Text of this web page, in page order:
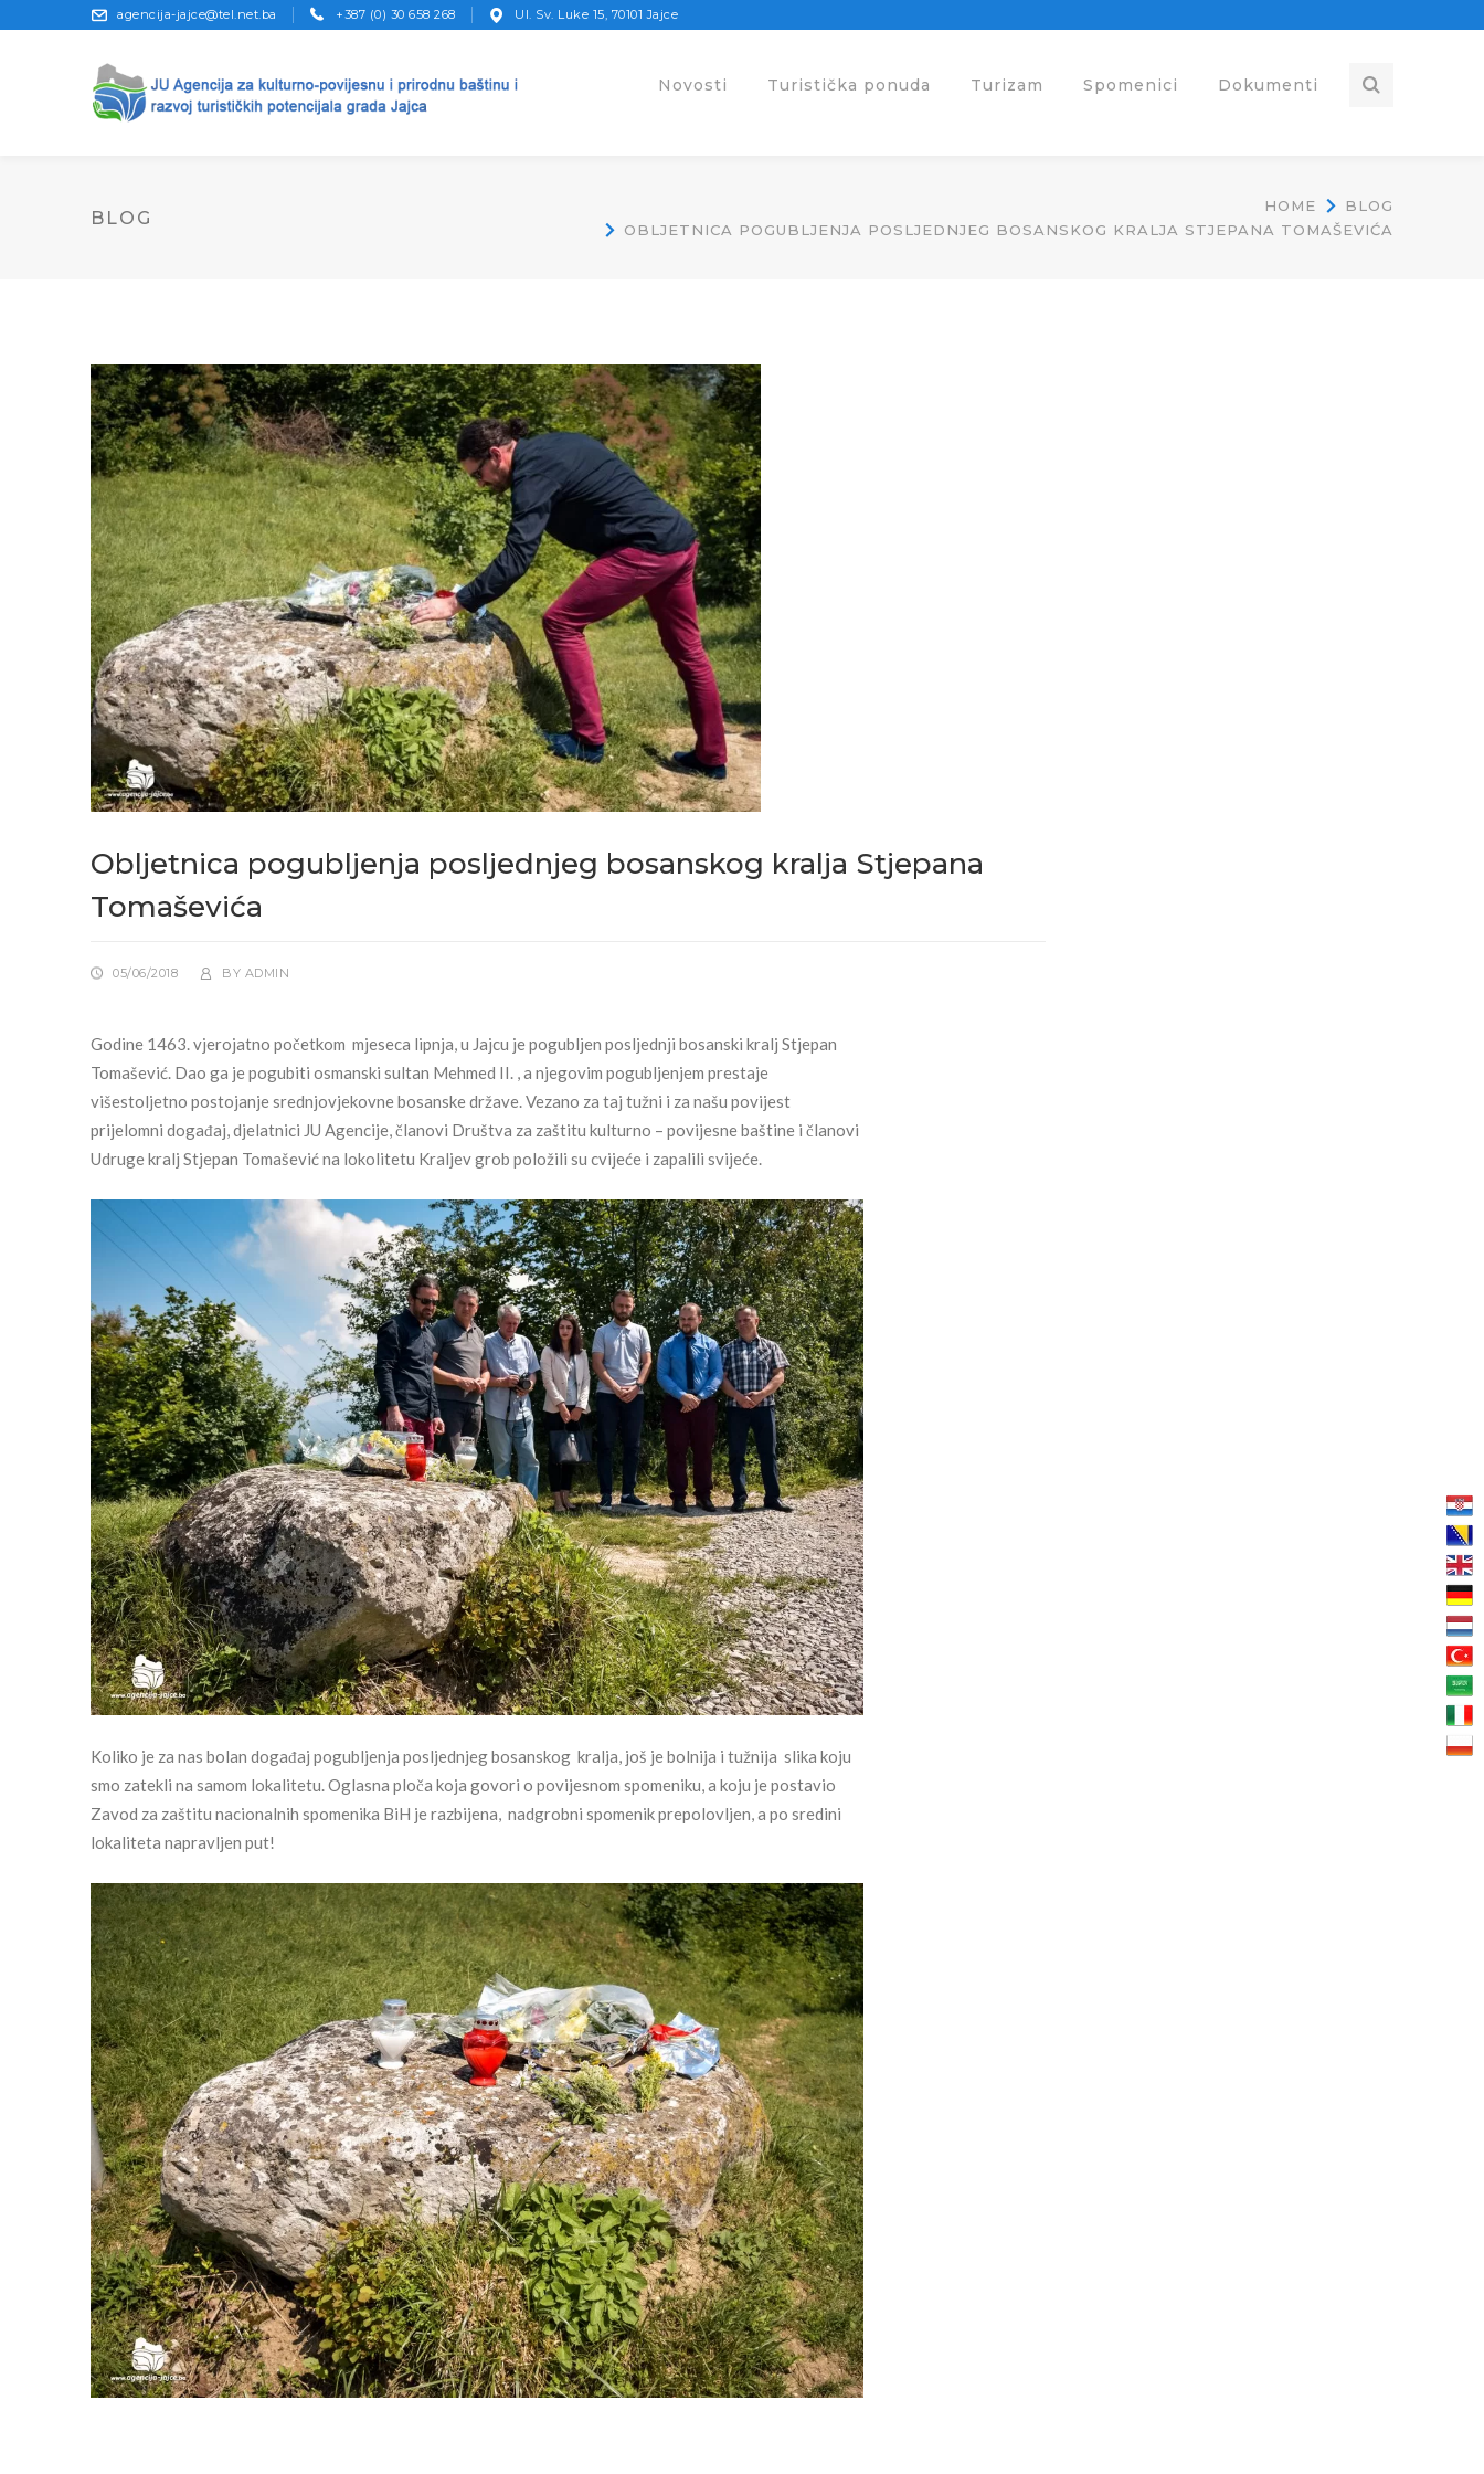
agencija-jajce@tel.net.ba +387 (0) 30 658 268 Ul. Sv. Luke 15, 70101 Jajce
Novosti Turistička ponuda Turizam Spomenici Dokumenti
BLOG
HOME
BLOG
OBLJETNICA POGUBLJENJA POSLJEDNJEG BOSANSKOG KRALJA STJEPANA TOMAŠEVIĆA
Obljetnica pogubljenja posljednjeg bosanskog kralja Stjepana
Tomaševića
05/06/2018 BY ADMIN
Godine 1463. vjerojatno početkom mjeseca lipnja, u Jajcu je pogubljen posljednji bosanski kralj Stjepan
Tomašević. Dao ga je pogubiti osmanski sultan Mehmed II. , a njegovim pogubljenjem prestaje
višestoljetno postojanje srednjovjekovne bosanske države. Vezano za taj tužni i za našu povijest
prijelomni događaj, djelatnici JU Agencije, članovi Društva za zaštitu kulturno – povijesne baštine i članovi
Udruge kralj Stjepan Tomašević na lokolitetu Kraljev grob položili su cvijeće i zapalili svijeće.
Koliko je za nas bolan događaj pogubljenja posljednjeg bosanskog kralja, još je bolnija i tužnija slika koju
smo zatekli na samom lokalitetu. Oglasna ploča koja govori o povijesnom spomeniku, a koju je postavio
Zavod za zaštitu nacionalnih spomenika BiH je razbijena, nadgrobni spomenik prepolovljen, a po sredini
lokaliteta napravljen put!